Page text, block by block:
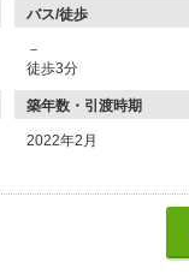
バス/徒歩
－
徒歩3分
築年数・引渡時期
2022年2月